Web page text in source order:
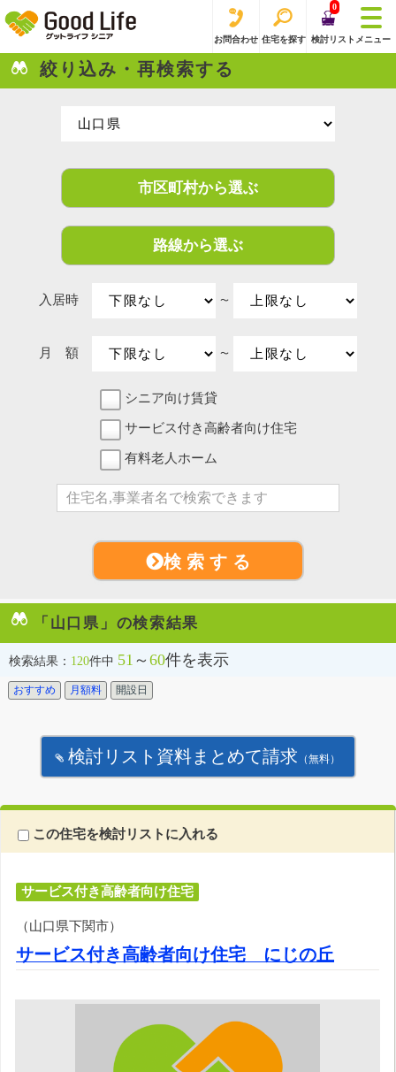
お問合わせ 住宅を探す
0
検討リスト メニュー
絞り込み・再検索する
市区町村から選ぶ
路線から選ぶ
入居時 〜
月 額 〜
シニア向け賃貸
サービス付き高齢者向け住宅
有料老人ホーム
検 索 す る
「山口県」の検索結果
検索結果： 120件中 51 ～ 60件を表示
おすすめ 月額料 開設日
検討リスト資料まとめて請求 （無料）
この住宅を検討リストに入れる
サービス付き高齢者向け住宅
（山口県下関市）
サービス付き高齢者向け住宅 にじの丘